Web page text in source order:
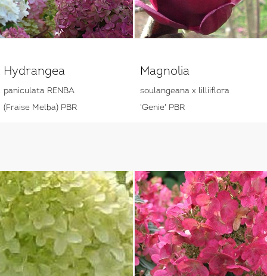
Hydrangea
paniculata RENBA
(Fraise Melba) PBR
Magnolia
soulangeana x lilliiflora
'Genie' PBR